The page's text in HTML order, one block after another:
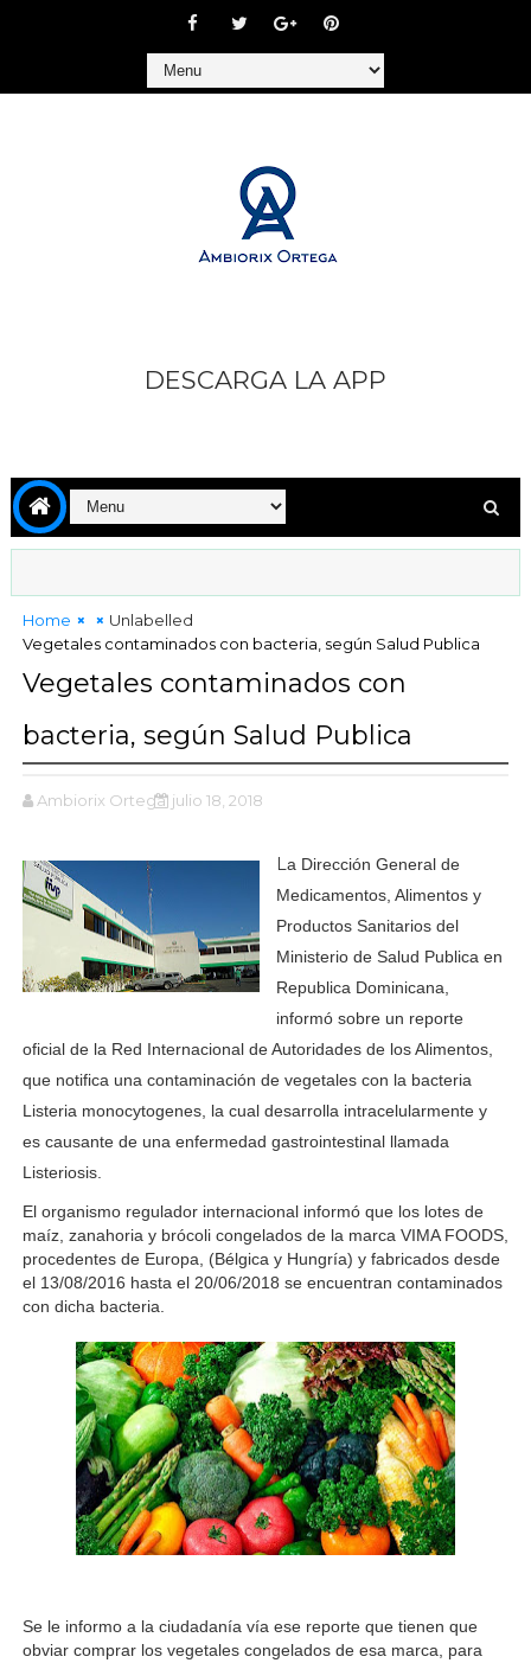
DESCARGA LA APP
Home
Unlabelled
Vegetales contaminados con bacteria, según Salud Publica
Vegetales contaminados con
bacteria, según Salud Publica
Ambiorix Ortega julio 18, 2018
La Dirección General de
Medicamentos, Alimentos y
Productos Sanitarios del
Ministerio de Salud Publica en
Republica Dominicana,
informó sobre un reporte
oficial de la Red Internacional de Autoridades de los Alimentos,
que notifica una contaminación de vegetales con la bacteria
Listeria monocytogenes, la cual desarrolla intracelularmente y
es causante de una enfermedad gastrointestinal llamada
Listeriosis.
El organismo regulador internacional informó que los lotes de
maíz, zanahoria y brócoli congelados de la marca VIMA FOODS,
procedentes de Europa, (Bélgica y Hungría) y fabricados desde
el 13/08/2016 hasta el 20/06/2018 se encuentran contaminados
con dicha bacteria.
Se le informo a la ciudadanía vía ese reporte que tienen que
obviar comprar los vegetales congelados de esa marca, para